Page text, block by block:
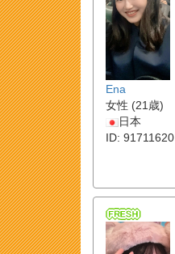
Ena
女性 (21歳)
日本
ID: 91711620